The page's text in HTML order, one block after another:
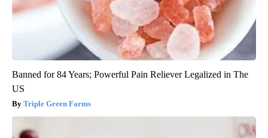
Banned for 84 Years; Powerful Pain Reliever Legalized in The
US
Triple Green Farms